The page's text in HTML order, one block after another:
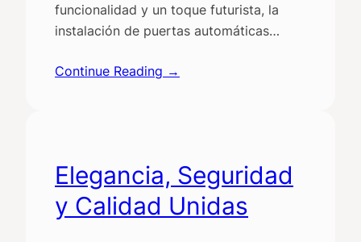
funcionalidad y un toque futurista, la
instalación de puertas automáticas…
Continue Reading →
Elegancia, Seguridad
y Calidad Unidas